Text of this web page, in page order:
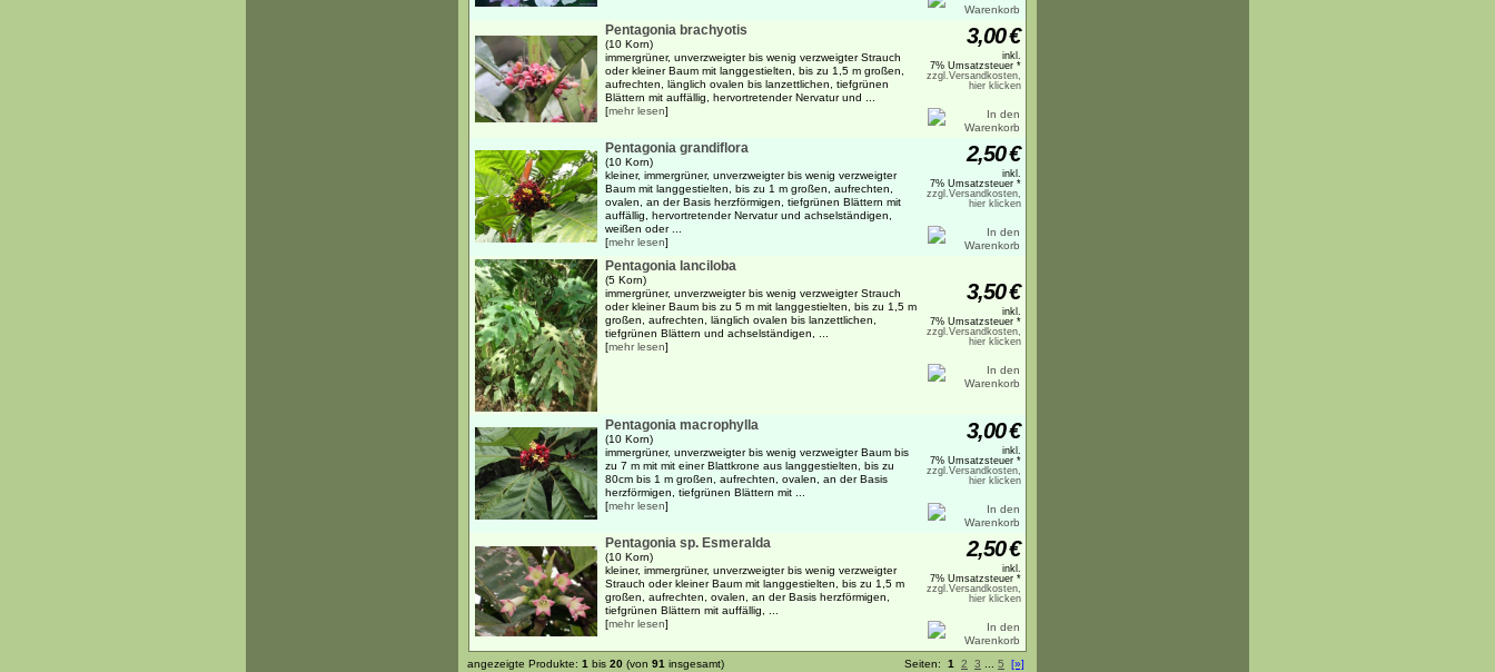
Pentagonia brachyotis
(10 Korn)
immergrüner, unverzweigter bis wenig verzweigter Strauch
oder kleiner Baum mit langgestielten, bis zu 1,5 m großen,
aufrechten, länglich ovalen bis lanzettlichen, tiefgrünen
Blättern mit auffällig, hervortretender Nervatur und ...
[mehr lesen]
3,00€
inkl.
7% Umsatzsteuer *
zzgl.Versandkosten,
hier klicken
Pentagonia grandiflora
(10 Korn)
kleiner, immergrüner, unverzweigter bis wenig verzweigter
Baum mit langgestielten, bis zu 1 m großen, aufrechten,
ovalen, an der Basis herzförmigen, tiefgrünen Blättern mit
auffällig, hervortretender Nervatur und achselständigen,
weißen oder ...
[mehr lesen]
2,50€
inkl.
7% Umsatzsteuer *
zzgl.Versandkosten,
hier klicken
Pentagonia lanciloba
(5 Korn)
immergrüner, unverzweigter bis wenig verzweigter Strauch
oder kleiner Baum bis zu 5 m mit langgestielten, bis zu 1,5 m
großen, aufrechten, länglich ovalen bis lanzettlichen,
tiefgrünen Blättern und achselständigen, ...
[mehr lesen]
3,50€
inkl.
7% Umsatzsteuer *
zzgl.Versandkosten,
hier klicken
Pentagonia macrophylla
(10 Korn)
immergrüner, unverzweigter bis wenig verzweigter Baum bis
zu 7 m mit mit einer Blattkrone aus langgestielten, bis zu
80cm bis 1 m großen, aufrechten, ovalen, an der Basis
herzförmigen, tiefgrünen Blättern mit ...
[mehr lesen]
3,00€
inkl.
7% Umsatzsteuer *
zzgl.Versandkosten,
hier klicken
Pentagonia sp. Esmeralda
(10 Korn)
kleiner, immergrüner, unverzweigter bis wenig verzweigter
Strauch oder kleiner Baum mit langgestielten, bis zu 1,5 m
großen, aufrechten, ovalen, an der Basis herzförmigen,
tiefgrünen Blättern mit auffällig, ...
[mehr lesen]
2,50€
inkl.
7% Umsatzsteuer *
zzgl.Versandkosten,
hier klicken
angezeigte Produkte: 1 bis 20 (von 91 insgesamt) Seiten: 1 2 3 5 [»]